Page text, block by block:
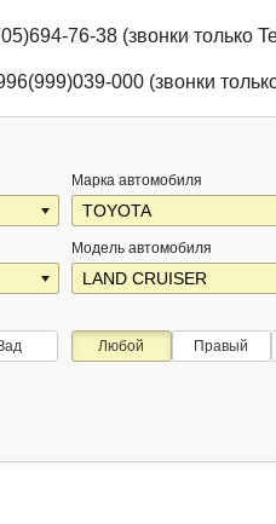
76-38 (звонки только
000 (звонки
Марка автомобиля
Модель автомобиля
Любой Правый